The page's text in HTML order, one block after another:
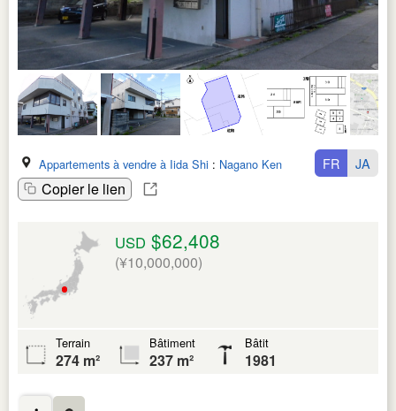
Appartements à vendre à Iida Shi : Nagano Ken
Copier le lien
FR JA
USD $62,408
(¥10,000,000)
Terrain
274 m²
Bâtiment
237 m²
Bâtit
1981